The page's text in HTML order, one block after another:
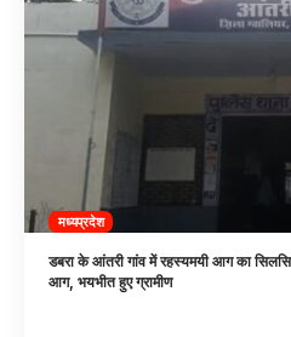
मध्यप्रदेश
डबरा के आंतरी गांव में रहस्यमयी आग का
आग, भयभीत हुए ग्रामीण